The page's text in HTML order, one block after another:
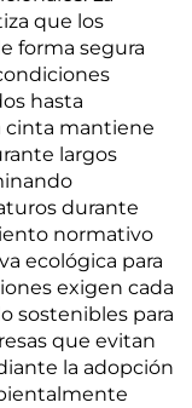
que los
forma segura
hasta
cinta mantiene
largos
durante
normativo
ecológica para
exigen cada
sostenibles para
que evitan
la adopción